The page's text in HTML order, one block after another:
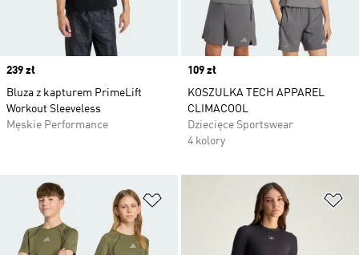
Price
239 zł
Bluza z kapturem PrimeLift
Workout Sleeveless
Męskie Performance
Price
109 zł
KOSZULKA TECH APPAREL
CLIMACOOL
Dziecięce Sportswear
4 kolory
Dodaj do listy życzeń